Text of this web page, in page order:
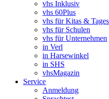
vhs Inklusiv
vhs 60Plus
vhs für Kitas &
vhs für Schulen
vhs für Unternehmen
in Verl
in Harsewinkel
in SHS
vhsMagazin
Service
Anmeldung